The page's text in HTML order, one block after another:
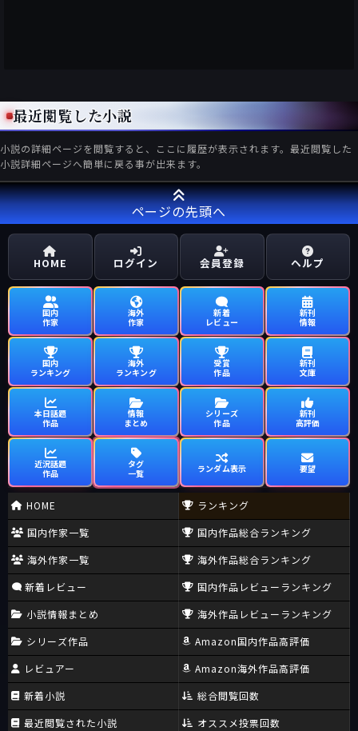
最近閲覧した小説
小説の詳細ページを閲覧すると、ここに履歴が表示されます。最近閲覧した
小説詳細ページへ簡単に戻る事が出来ます。
ページの先頭へ
HOME ログイン 会員登録 ヘルプ
国内
作家
海外
作家
新着
レビュー
新刊
情報
国内
ランキング
海外
ランキング
受賞
作品
新刊
文庫
本日話題
作品
情報
まとめ
シリーズ
作品
新刊
高評価
近況話題
作品
タグ
一覧
ランダム表示 要望
HOME
国内作家一覧
海外作家一覧
新着レビュー
小説情報まとめ
シリーズ作品
レビュアー
新着小説
最近閲覧された小説
ランキング
国内作品総合ランキング
海外作品総合ランキング
国内作品レビューランキング
海外作品レビューランキング
Amazon国内作品高評価
Amazon海外作品高評価
総合閲覧回数
オススメ投票回数